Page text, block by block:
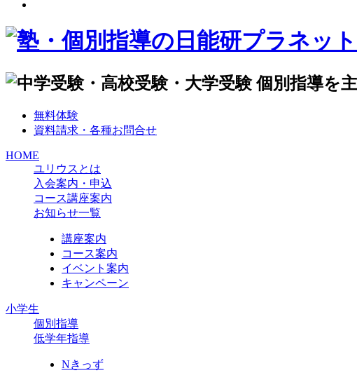
無料体験
資料請求・各種お問合せ
HOME
ユリウスとは
入会案内・申込
コース講座案内
お知らせ一覧
講座案内
コース案内
イベント案内
キャンペーン
小学生
個別指導
低学年指導
Nきっず